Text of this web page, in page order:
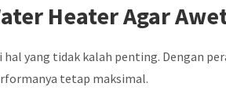
Heater Agar
yang tidak kalah penting. Dengan
tetap maksimal.